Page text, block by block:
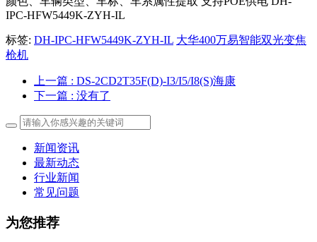
IPC-HFW5449K-ZYH-IL
标签: DH-IPC-HFW5449K-ZYH-IL 大华400万易智能双光变焦
枪机
上一篇 : DS-2CD2T35F(D)-I3/I5/I8(S)海康
下一篇 : 没有了
新闻资讯
最新动态
行业新闻
常见问题
为您推荐